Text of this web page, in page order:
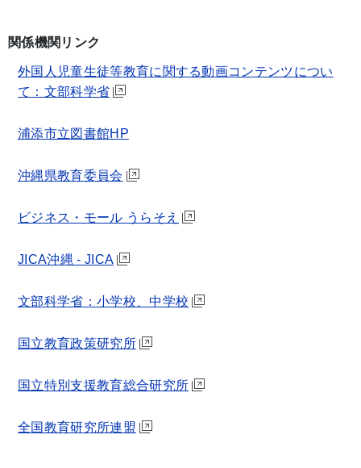
関係機関リンク
外国人児童生徒等教育に関する動画コンテンツについ
て：文部科学省
浦添市立図書館HP
沖縄県教育委員会
ビジネス・モール うらそえ
JICA沖縄 - JICA
文部科学省：小学校、中学校
国立教育政策研究所
国立特別支援教育総合研究所
全国教育研究所連盟